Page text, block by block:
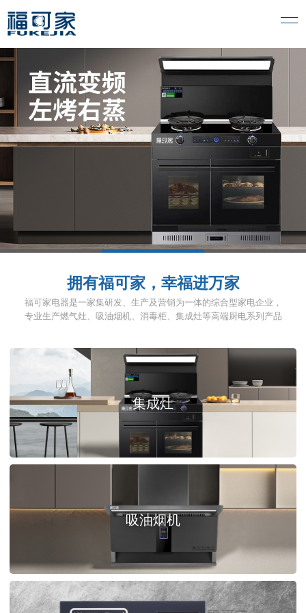
拥有福可家，幸福进万家
福可家电器是一家集研发、生产及营销为一体的综合型家电企业，
专业生产燃气灶、吸油烟机、消毒柜、集成灶等高端厨电系列产品
集成灶
吸油烟机